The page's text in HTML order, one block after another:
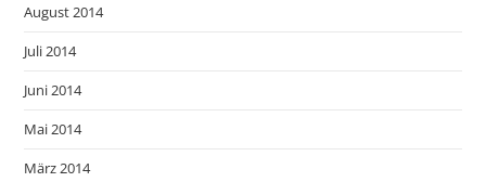
August 2014
Juli 2014
Juni 2014
Mai 2014
März 2014